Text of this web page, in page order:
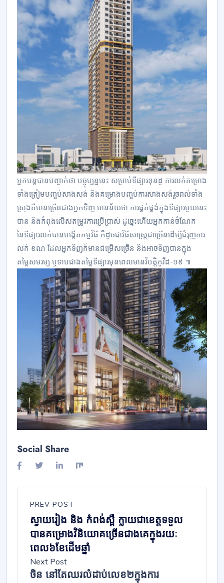
អ្នក​បន្តបានបញ្ជាក់ថា បច្ចុប្បន្ននេះ ​សម្រាប់ទីផ្សារ​ខុនដូ ការលក់គម្រោង
ទាំងត្រៀមបញ្ចប់សាងសង់ និងគម្រោងបញ្ចប់ការសាងសង់រួចរាល់ទាំង
ស្រុងគឺមានច្រើនជាងអ្នកទិញ មានន័យថា ការផ្គត់ផ្គង់ក្នុងទីផ្សារមួយនេះ
បាន និងកំពុងលើសតម្រូវការប្រើប្រាស់ ដូច្នេះហើយអ្នកកាន់ចំណែក
នៃទីផ្សារលក់បានបង្កើតកម្មវិធី ក៏ដូចជាវិធីសាស្ត្រជាច្រើនដើម្បីជំរុញការ
លក់ ខណៈដែលអ្នកទិញក៏មានជម្រើសច្រើន និងអាចទិញបានក្នុង
តម្លៃសមរម្យ ឬទាបជាងតម្លៃទីផ្សារមុនពេលមានវិបត្តិកូវីដ-១៩ ៕
Social Share
PREV POST
ស្វាយរៀង និង កំពង់ស្ពឺ ក្លាយ​ជា​ខេត្ត​ទទួល​
បានគម្រោង​វិនិយោគ​ច្រើនជាង​គេ​ក្នុង​រយៈ​
ពេល៦ខែ​ដើមឆ្នាំ
Next Post
ចិន នៅតែឈរលំដាប់លេខ២ក្នុងការ